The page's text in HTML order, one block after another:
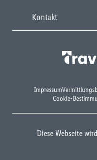
Kontakt
Impressum
Cookie-
Diese Webseite